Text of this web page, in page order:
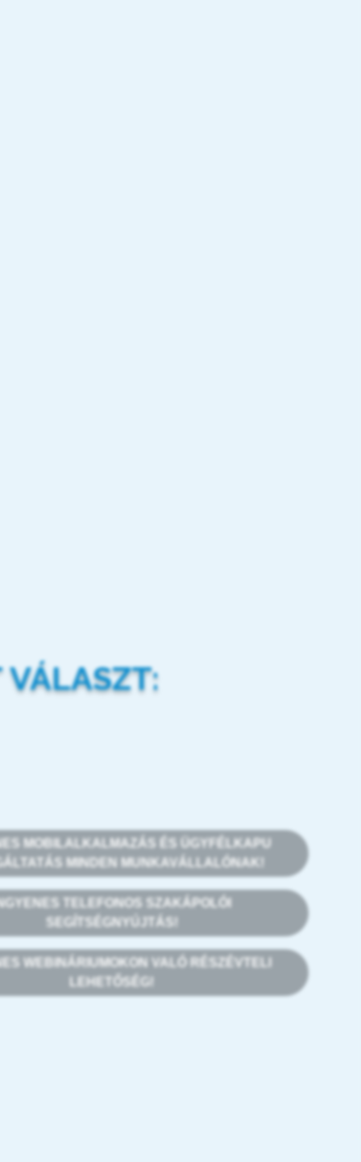
VÁLASZT:
MOBILALKALMAZÁS ÉS ÜGYFÉLKAPU
MINDEN MUNKAVÁLLALÓNAK!
TELEFONOS SZAKÁPOLÓI
SEGÍTSÉGNYÚJTÁS!
WEBINÁRIUMOKON VALÓ RÉSZÉVTELI
LEHETŐSÉG!